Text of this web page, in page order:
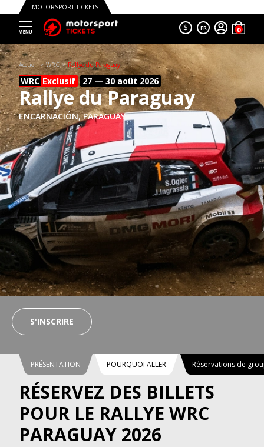
MOTORSPORT TICKETS
$ FR
Accueil WRC Rallye du Paraguay
WRC Exclusif 27 — 30 août 2026
Rallye du Paraguay
ENCARNACIÓN, PARAGUAY
S'INSCRIRE
PRÉSENTATION POURQUOI ALLER Réservations de
RÉSERVEZ DES BILLETS
POUR LE RALLYE WRC
PARAGUAY 2026